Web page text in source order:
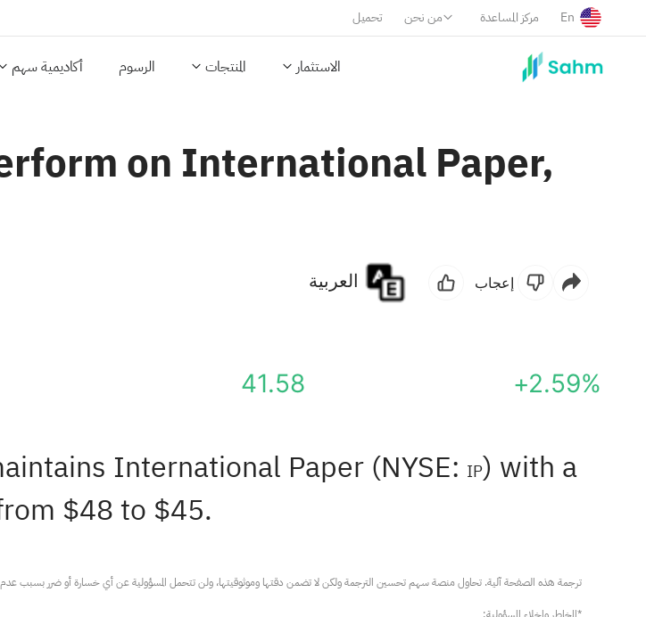
تحميل من نحن مركز المساعدة En
الاستثمار المنتجات الرسوم أكاديمية سهم
on International Paper,
إعجاب
41.58 +2.59%
International Paper (NYSE: IP) with a
$48 to $45.